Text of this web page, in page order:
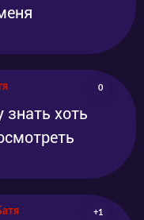
0
знать хоть
+1